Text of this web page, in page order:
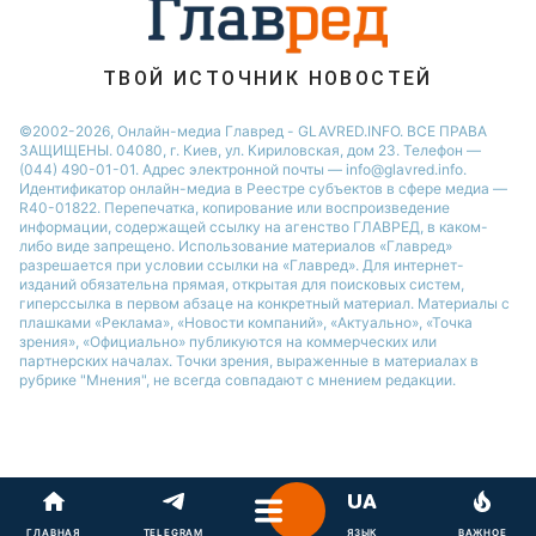
Виталий Козловский
ТВОЙ ИСТОЧНИК НОВОСТЕЙ
©2002-2026, Онлайн-медиа Главред - GLAVRED.INFO. ВСЕ ПРАВА
ЗАЩИЩЕНЫ. 04080, г. Киев, ул. Кириловская, дом 23. Телефон —
(044) 490-01-01. Адрес электронной почты — info@glavred.info.
Идентификатор онлайн-медиа в Реестре cубъектов в сфере медиа —
R40-01822. Перепечатка, копирование или воспроизведение
информации, содержащей ссылку на агенство ГЛАВРЕД, в каком-
либо виде запрещено. Использование материалов «Главред»
разрешается при условии ссылки на «Главред». Для интернет-
изданий обязательна прямая, открытая для поисковых систем,
гиперссылка в первом абзаце на конкретный материал. Материалы с
плашками «Реклама», «Новости компаний», «Актуально», «Точка
зрения», «Официально» публикуются на коммерческих или
партнерских началах. Точки зрения, выраженные в материалах в
рубрике "Мнения", не всегда совпадают с мнением редакции.
ГЛАВНАЯ TELEGRAM ЯЗЫК ВАЖНОЕ